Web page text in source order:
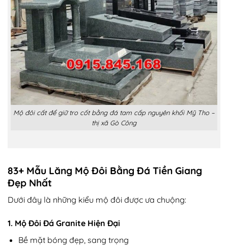
Mộ đôi cất để giữ tro cốt bằng đá tam cấp nguyên khối Mỹ Tho –
thị xã Gò Công
83+ Mẫu Lăng Mộ Đôi Bằng Đá Tiền Giang
Đẹp Nhất
Dưới đây là những kiểu mộ đôi được ưa chuộng:
1. Mộ Đôi Đá Granite Hiện Đại
Bề mặt bóng đẹp, sang trọng